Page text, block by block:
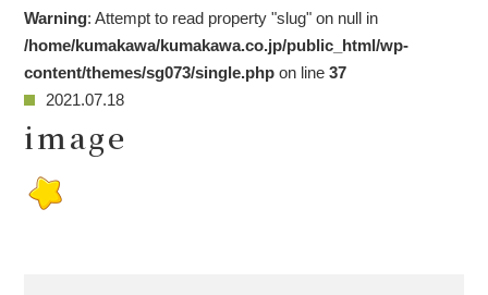
Warning: Attempt to read property "slug" on null in
/home/kumakawa/kumakawa.co.jp/public_html/wp-
content/themes/sg073/single.php on line37
2021.07.18
image